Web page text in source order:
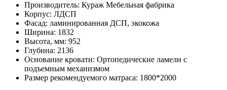
имеет
вариаций.
можно
на
странице
товара.
Производитель: Кураж Мебельная фабрика
Корпус: ЛДСП
Фасад: ламинированная ДСП, экокожа
Ширина: 1832
Высота, мм: 952
Глубина: 2136
Основание кровати: Ортопедические ламели с
подъемным механизмом
Размер рекомендуемого матраса: 1800*2000